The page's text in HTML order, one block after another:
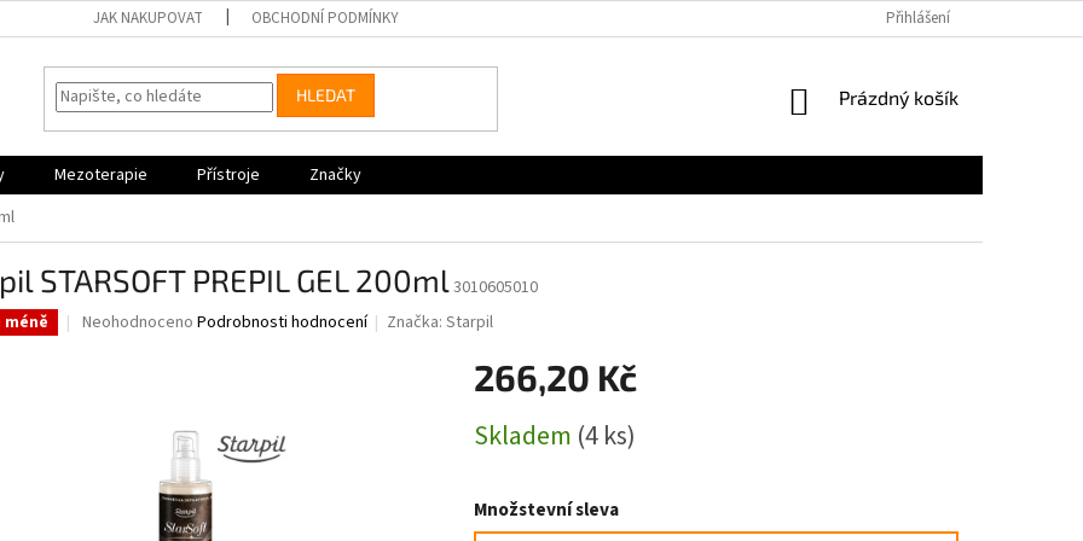
JAK NAKUPOVAT OBCHODNÍ PODMÍNKY Přihlášení
HLEDAT
NÁKUPNÍ
Prázdný košík
Mezoterapie Přístroje
Značky
STARSOFT PREPIL GEL 200ml3010605010
méně
Průměrné
Neohodnoceno Podrobnosti hodnocení Značka:Starpil
266,20 Kč
cena:
Skladem (4 ks)
Množstevní sleva